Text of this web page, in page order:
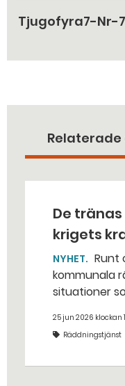
Tjugofyra7-Nr-
De
krigets
NYHET
kommunala
situationer
bakhåll,
från
25 jun 2026 klockan
Räddningstjänst